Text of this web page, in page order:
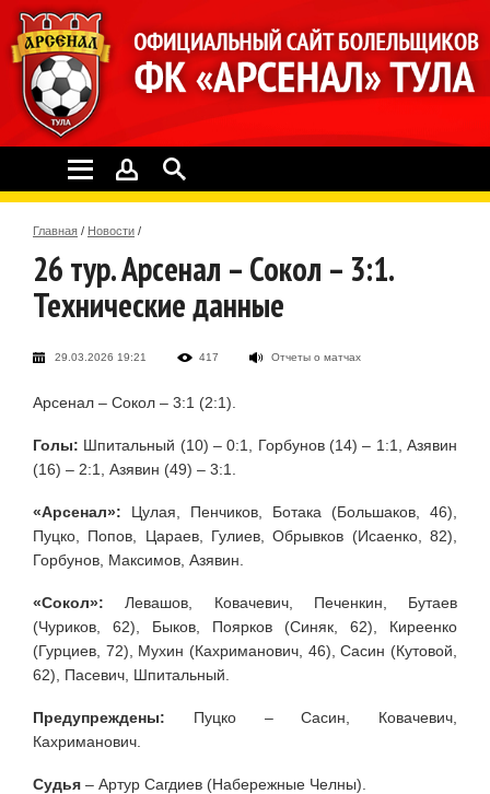
Главная / Новости /
26 тур. Арсенал – Сокол – 3:1.
Технические данные
29.03.2026 19:21 417 Отчеты о матчах
Арсенал – Сокол – 3:1 (2:1).
Голы: Шпитальный (10) – 0:1, Горбунов (14) – 1:1, Азявин
(16) – 2:1, Азявин (49) – 3:1.
«Арсенал»: Цулая, Пенчиков, Ботака (Большаков, 46),
Пуцко, Попов, Цараев, Гулиев, Обрывков (Исаенко, 82),
Горбунов, Максимов, Азявин.
«Сокол»: Левашов, Ковачевич, Печенкин, Бутаев
(Чуриков, 62), Быков, Поярков (Синяк, 62), Киреенко
(Гурциев, 72), Мухин (Кахриманович, 46), Сасин (Кутовой,
62), Пасевич, Шпитальный.
Предупреждены: Пуцко – Сасин, Ковачевич,
Кахриманович.
Судья – Артур Сагдиев (Набережные Челны).